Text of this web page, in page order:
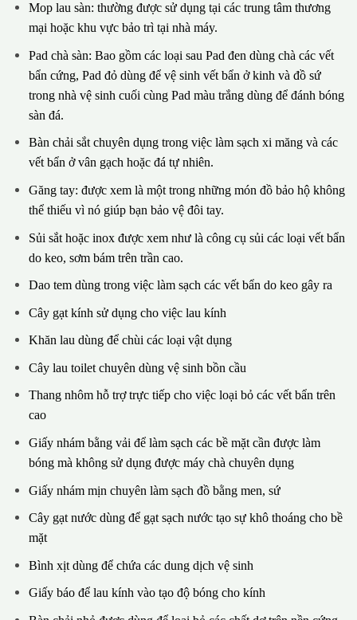
Mop lau sàn: thường được sử dụng tại các trung tâm thương
mại hoặc khu vực bảo trì tại nhà máy.
Pad chà sàn: Bao gồm các loại sau Pad đen dùng chà các vết
bẩn cứng, Pad đỏ dùng để vệ sinh vết bẩn ở kinh và đồ sứ
trong nhà vệ sinh cuối cùng Pad màu trắng dùng để đánh bóng
sàn đá.
Bàn chải sắt chuyên dụng trong việc làm sạch xi măng và các
vết bẩn ở vân gạch hoặc đá tự nhiên.
Găng tay: được xem là một trong những món đồ bảo hộ không
thể thiếu vì nó giúp bạn bảo vệ đôi tay.
Sủi sắt hoặc inox được xem như là công cụ sủi các loại vết bẩn
do keo, sơm bám trên trần cao.
Dao tem dùng trong việc làm sạch các vết bẩn do keo gây ra
Cây gạt kính sử dụng cho việc lau kính
Khăn lau dùng để chùi các loại vật dụng
Cây lau toilet chuyên dùng vệ sinh bồn cầu
Thang nhôm hỗ trợ trực tiếp cho việc loại bỏ các vết bẩn trên
cao
Giấy nhám bằng vải để làm sạch các bề mặt cần được làm
bóng mà không sử dụng được máy chà chuyên dụng
Giấy nhám mịn chuyên làm sạch đồ bằng men, sứ
Cây gạt nước dùng để gạt sạch nước tạo sự khô thoáng cho bề
mặt
Bình xịt dùng để chứa các dung dịch vệ sinh
Giấy báo để lau kính vào tạo độ bóng cho kính